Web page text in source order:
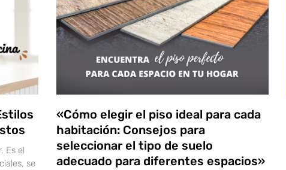
Es el
se
«Cómo elegir el piso ideal para cada
habitación: Consejos para
seleccionar el tipo de suelo
adecuado para diferentes espacios»